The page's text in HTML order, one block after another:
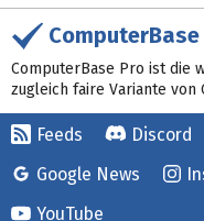
ComputerBase Pro ist die
zugleich faire Variante von
Feeds Discord
Google News
YouTube